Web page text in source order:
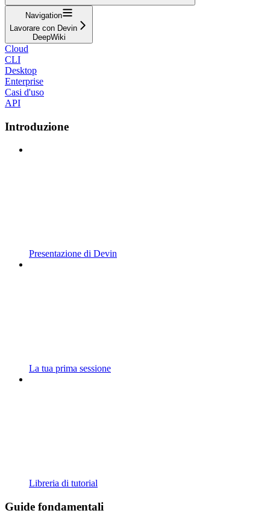
Navigation
Lavorare con Devin
DeepWiki
Cloud
CLI
Desktop
Enterprise
Casi d'uso
API
Introduzione
Presentazione di Devin
La tua prima sessione
Libreria di tutorial
Guide fondamentali